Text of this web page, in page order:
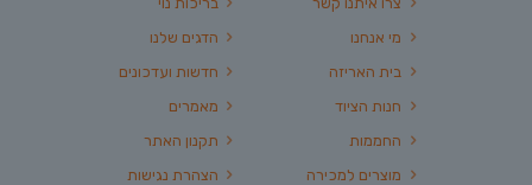
הדגים שלנו
חדשות ועדכונים
מאמרים
תקנון האתר
הצהרת נגישות
מי אנחנו
בית האריזה
חנות הציוד
החממות
מוצרים למכירה